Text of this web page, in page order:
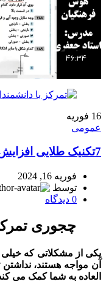
16 فوریه
عمومی
7تکنیک طلایی افزایش تمرکز
فوریه 16, 2024
توسط
0 دیدگاه
چجوری
یکی از مشکلاتی که
آن مواجه هستند،
العاده به شما کمک می